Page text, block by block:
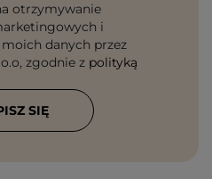
otrzymywanie
i
danych przez
zgodnie z polityką
SIĘ